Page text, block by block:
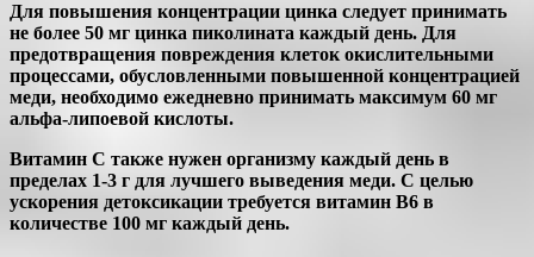
Для повышения концентрации цинка следует принимать
не более 50 мг цинка пиколината каждый день. Для
предотвращения повреждения клеток окислительными
процессами, обусловленными повышенной концентрацией
меди, необходимо ежедневно принимать максимум 60 мг
альфа-липоевой кислоты.
Витамин C также нужен организму каждый день в
пределах 1-3 г для лучшего выведения меди. С целью
ускорения детоксикации требуется витамин B6 в
количестве 100 мг каждый день.